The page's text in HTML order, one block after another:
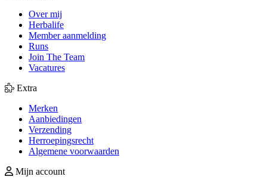
Over mij
Herbalife
Member aanmelding
Runs
Join The Team
Vacatures
Extra
Merken
Aanbiedingen
Verzending
Herroepingsrecht
Algemene voorwaarden
Mijn account